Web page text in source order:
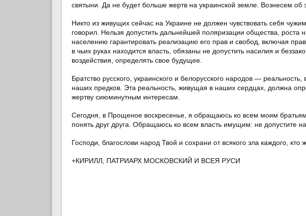
святыни. Да не будет больше жертв на украинской земле. Вознесем
Никто из живущих сейчас на Украине не должен чувствовать себя
говорил. Нельзя допустить дальнейшей поляризации общества,
населению гарантировать реализацию его прав и свобод, включая
в чьих руках находится власть, обязаны не допустить насилия и
воздействия, определять свое будущее.
Братство русского, украинского и белорусского народов —
наших предков. Эта реальность, живущая в наших сердцах, должна
жертву сиюминутным интересам.
Сегодня, в Прощеное воскресенье, я обращаюсь ко всем моим
понять друг друга. Обращаюсь ко всем власть имущим: не допустите
Господи, благослови народ Твой и сохрани от всякого зла каждого, кто
+КИРИЛЛ, ПАТРИАРХ МОСКОВСКИЙ И ВСЕЯ РУСИ